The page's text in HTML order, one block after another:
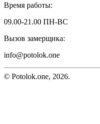
Время работы:
09.00-21.00 ПН-ВС
Вызов замерщика:
info@potolok.one
© Potolok.one, 2026.